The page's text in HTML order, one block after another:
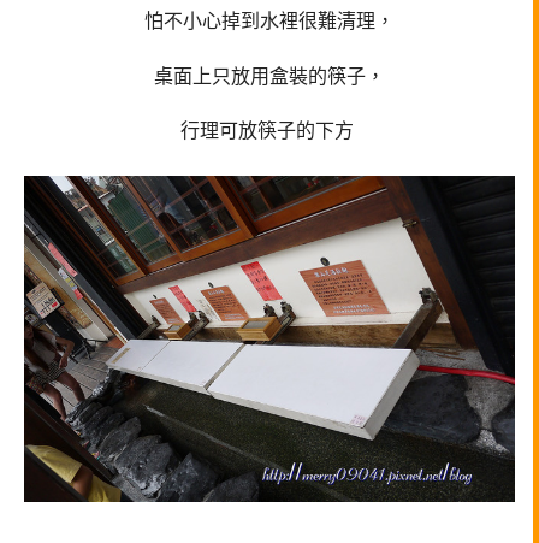
怕不小心掉到水裡很難清理，
桌面上只放用盒裝的筷子，
行理可放筷子的下方